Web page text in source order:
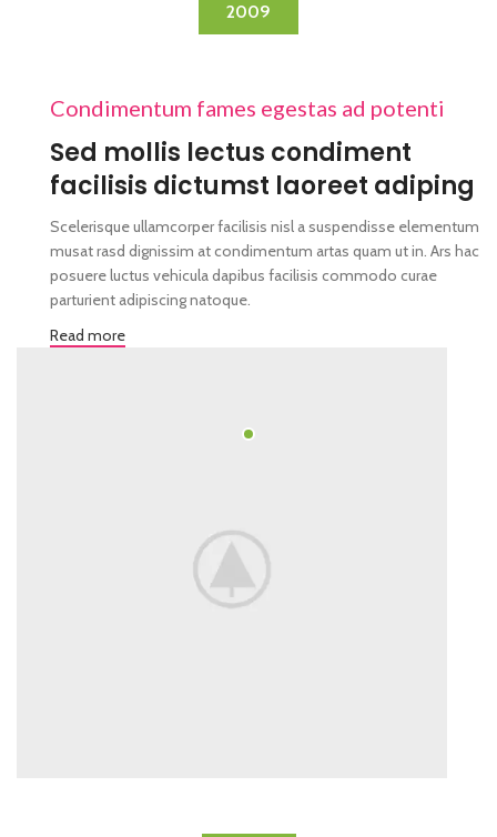
2009
Condimentum fames egestas ad potenti
Sed mollis lectus condiment
facilisis dictumst laoreet adiping
Scelerisque ullamcorper facilisis nisl a suspendisse elementum
musat rasd dignissim at condimentum artas quam ut in. Ars hac
posuere luctus vehicula dapibus facilisis commodo curae
parturient adipiscing natoque.
Read more